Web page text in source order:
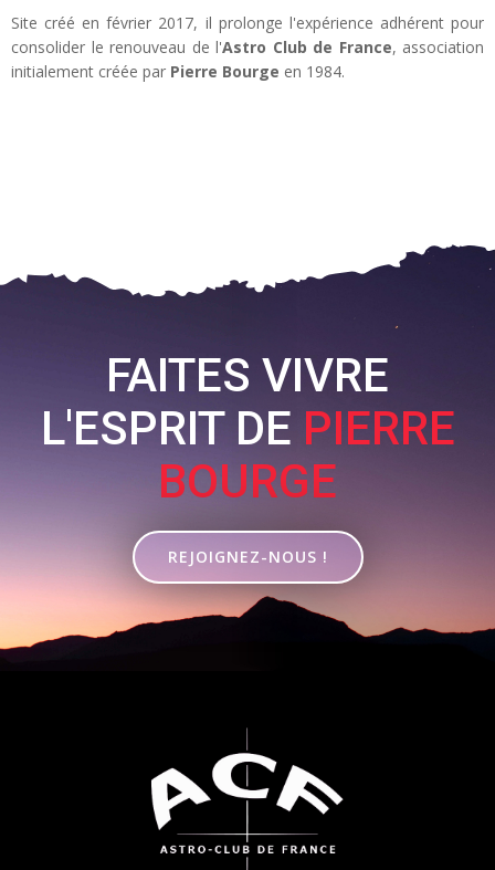
Site créé en février 2017, il prolonge l'expérience adhérent pour
consolider le renouveau de l'Astro Club de France, association
initialement créée par Pierre Bourge en 1984.
FAITES VIVRE
L'ESPRIT DE PIERRE
BOURGE
REJOIGNEZ-NOUS !